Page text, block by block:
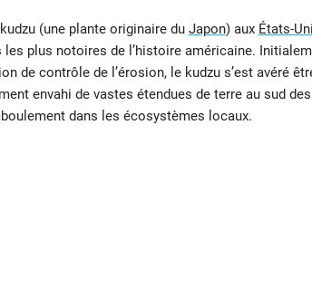
(une plante originaire du Japon) aux États-
plus notoires de l’histoire américaine.
de contrôle de l’érosion, le kudzu s’est avéré
envahi de vastes étendues de terre au sud
dans les écosystèmes locaux.